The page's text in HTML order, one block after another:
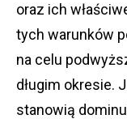
oraz ich
tych warunków
na celu
długim okresie.
stanowią